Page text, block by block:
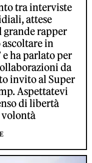
tra interviste
attese
rapper
in
e ha parlato per
da
invito al Super
Aspettatevi
di libertà
volontà